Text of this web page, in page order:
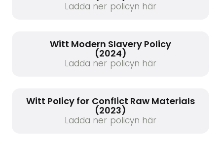
Ladda ner policyn här
Witt Modern Slavery Policy
(2024)
Ladda ner policyn här
Witt Policy for Conflict Raw Materials
(2023)
Ladda ner policyn här